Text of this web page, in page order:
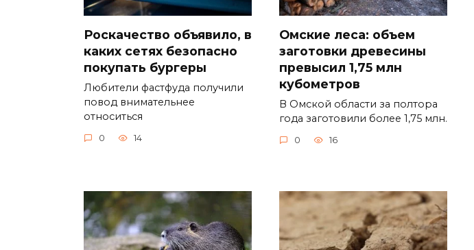
Роскачество объявило, в
каких сетях безопасно
покупать бургеры
Любители фастфуда получили
повод внимательнее
относиться
0 14
Омские леса: объем
заготовки древесины
превысил 1,75 млн
кубометров
В Омской области за полтора
года заготовили более 1,75 млн.
0 16